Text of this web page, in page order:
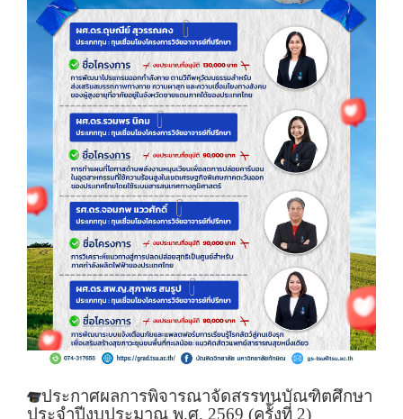
ประกาศผลการพิจารณาจัดสรรทุนบัณฑิตศึกษา
ประจำปีงบประมาณ พ.ศ. 2569 (ครั้งที่ 2)